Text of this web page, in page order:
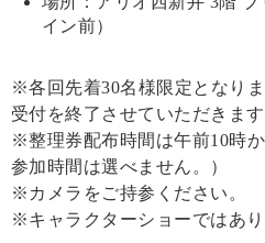
イン前）
※各回先着30名様限定となり
受付を終了させていただきます
※整理券配布時間は午前10時
参加時間は選べません。）
※カメラをご持参ください。
※キャラクターショーではあり